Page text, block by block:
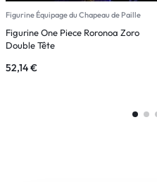
Figurine Équipage du Chapeau de Paille
Figurine One Piece Roronoa Zoro
Double Tête
52,14€